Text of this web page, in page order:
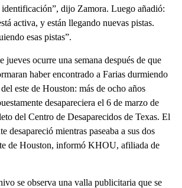
dijo Zamora. Luego añadió:
activa, y están llegando nuevas pistas.
esas pistas”.
jueves ocurre una semana después de que
haber encontrado a Farias durmiendo
este de Houston: más de ocho años
desapareciera el 6 de marzo de
del Centro de Desaparecidos de Texas. El
desapareció mientras paseaba a sus dos
de Houston, informó KHOU, afiliada de
se observa una valla publicitaria que se